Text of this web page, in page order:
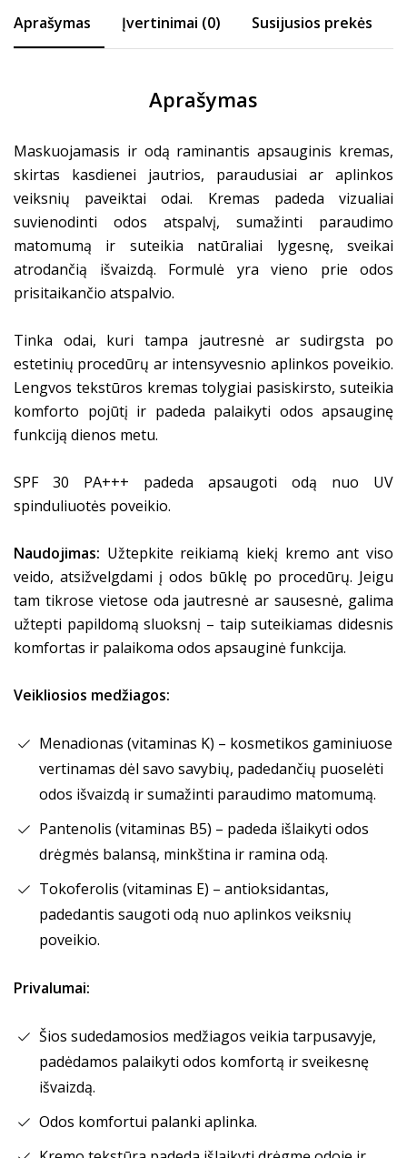
Aprašymas Įvertinimai (0) Susijusios prekės
Aprašymas
Maskuojamasis ir odą raminantis apsauginis kremas,
skirtas kasdienei jautrios, paraudusiai ar aplinkos
veiksnių paveiktai odai. Kremas padeda vizualiai
suvienodinti odos atspalvį, sumažinti paraudimo
matomumą ir suteikia natūraliai lygesnę, sveikai
atrodančią išvaizdą. Formulė yra vieno prie odos
prisitaikančio atspalvio.
Tinka odai, kuri tampa jautresnė ar sudirgsta po
estetinių procedūrų ar intensyvesnio aplinkos poveikio.
Lengvos tekstūros kremas tolygiai pasiskirsto, suteikia
komforto pojūtį ir padeda palaikyti odos apsauginę
funkciją dienos metu.
SPF 30 PA+++ padeda apsaugoti odą nuo UV
spinduliuotės poveikio.
Naudojimas: Užtepkite reikiamą kiekį kremo ant viso
veido, atsižvelgdami į odos būklę po procedūrų. Jeigu
tam tikrose vietose oda jautresnė ar sausesnė, galima
užtepti papildomą sluoksnį – taip suteikiamas didesnis
komfortas ir palaikoma odos apsauginė funkcija.
Veikliosios medžiagos:
Menadionas (vitaminas K) – kosmetikos gaminiuose
vertinamas dėl savo savybių, padedančių puoselėti
odos išvaizdą ir sumažinti paraudimo matomumą.
Pantenolis (vitaminas B5) – padeda išlaikyti odos
drėgmės balansą, minkština ir ramina odą.
Tokoferolis (vitaminas E) – antioksidantas,
padedantis saugoti odą nuo aplinkos veiksnių
poveikio.
Privalumai:
Šios sudedamosios medžiagos veikia tarpusavyje,
padėdamos palaikyti odos komfortą ir sveikesnę
išvaizdą.
Odos komfortui palanki aplinka.